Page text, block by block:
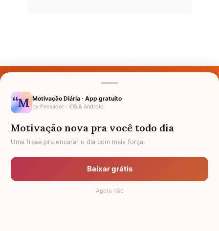
Nomes pelo Mundo
Política de Privacidade
Anuncie
Termos de Uso
Motivação Diária · App gratuito
by Pensador · iOS & Android
Motivação nova pra você todo dia
Uma frase pra encarar o dia com mais força.
Baixar grátis
Agora não